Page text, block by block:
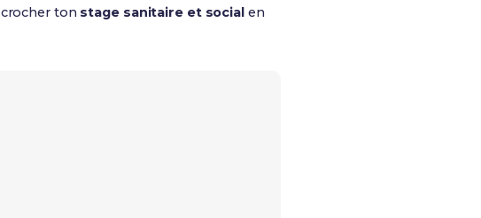
ton stage sanitaire et socialen